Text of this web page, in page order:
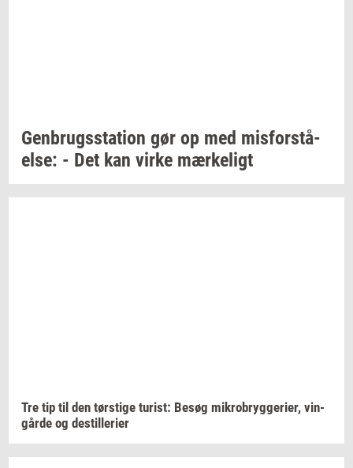
Gen­brugs­sta­tion gør op med mis­for­stå­
el­se: - Det kan virke mær­ke­ligt
Tre tip til den tørsti­ge turist: Besøg mi­kro­bryg­ge­ri­er, vin­
går­de og destil­le­ri­er